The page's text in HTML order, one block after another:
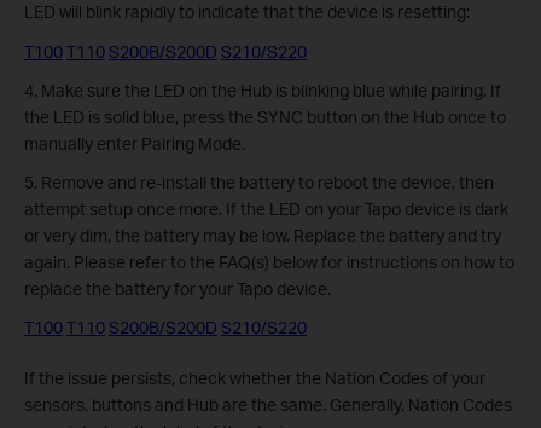
LED will blink rapidly to indicate that the device is resetting:
T100T110 S200B/S200D S210/S220
4. Make sure the LED on the Hub is blinking blue while pairing. If
the LED is solid blue, press the SYNC button on the Hub once to
manually enter Pairing Mode.
5. Remove and re-install the battery to reboot the device, then
attempt setup once more. If the LED on your Tapo device is dark
or very dim, the battery may be low. Replace the battery and try
again. Please refer to the FAQ(s) below for instructions on how to
replace the battery for your Tapo device.
T100T110 S200B/S200D S210/S220
If the issue persists, check whether the Nation Codes of your
sensors, buttons and Hub are the same. Generally, Nation Codes